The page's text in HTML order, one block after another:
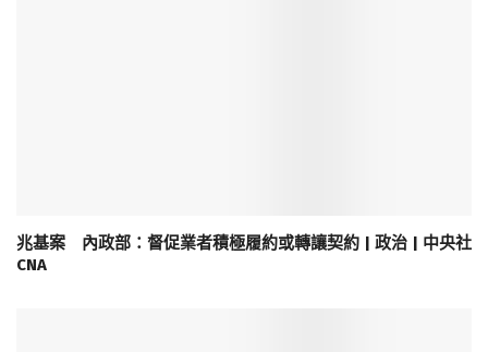
兆基案 內政部：督促業者積極履約或轉讓契約 | 政治 | 中央社
CNA